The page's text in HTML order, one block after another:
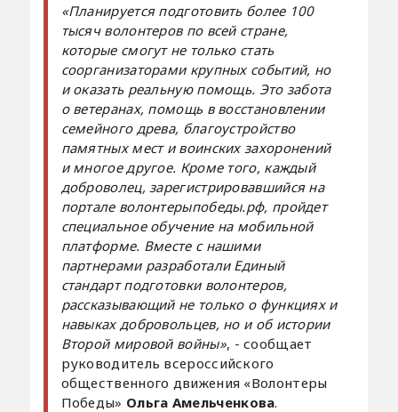
«Планируется подготовить более 100
тысяч волонтеров по всей стране,
которые смогут не только стать
соорганизаторами крупных событий, но
и оказать реальную помощь. Это забота
о ветеранах, помощь в восстановлении
семейного древа, благоустройство
памятных мест и воинских захоронений
и многое другое. Кроме того, каждый
доброволец, зарегистрировавшийся на
портале волонтерыпобеды.рф, пройдет
специальное обучение на мобильной
платформе. Вместе с нашими
партнерами разработали Единый
стандарт подготовки волонтеров,
рассказывающий не только о функциях и
навыках добровольцев, но и об истории
Второй мировой войны», - сообщает
руководитель всероссийского
общественного движения «Волонтеры
Победы» Ольга Амельченкова.